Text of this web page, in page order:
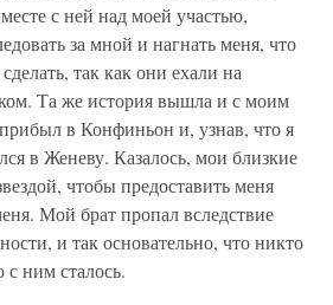
с ней над моей участью,
за мной и нагнать меня, что
так как они ехали на
Та же история вышла и с моим
в Конфиньон и, узнав, что я
в Женеву. Казалось, мои близкие
чтобы предоставить меня
Мой брат пропал вследствие
и так основательно, что никто
с ним сталось.